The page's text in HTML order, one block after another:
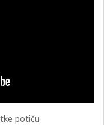
potiču